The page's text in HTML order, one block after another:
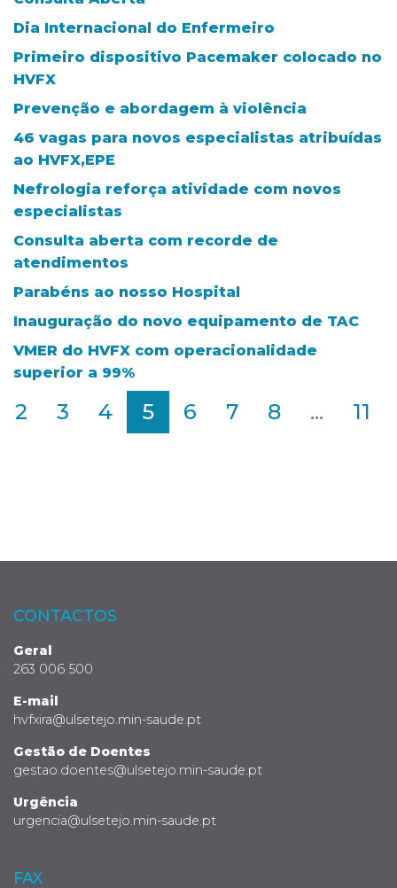
Dia Internacional do Enfermeiro
Primeiro dispositivo Pacemaker colocado no
HVFX
Prevenção e abordagem à violência
46 vagas para novos especialistas atribuídas
ao HVFX,EPE
Nefrologia reforça atividade com novos
especialistas
Consulta aberta com recorde de
atendimentos
Parabéns ao nosso Hospital
Inauguração do novo equipamento de TAC
VMER do HVFX com operacionalidade
superior a 99%
2 3 4 5 6 7 8 ... 11
CONTACTOS
Geral
263 006 500
E-mail
hvfxira@ulsetejo.min-saude.pt
Gestão de Doentes
gestao.doentes@ulsetejo.min-saude.pt
Urgência
urgencia@ulsetejo.min-saude.pt
FAX